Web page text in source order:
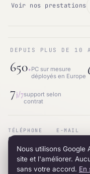
Voir nos prestations
DEPUIS PLUS DE 10
650+PC sur mesure
déployés en Europe
7j/7support selon
contrat
TÉLÉPHONE
01.87.53.66.31
E-MAIL
ADRESSE
12 avenue du 8 mai
Nous utilisons Google
site et l'améliorer.
sans votre accord. En